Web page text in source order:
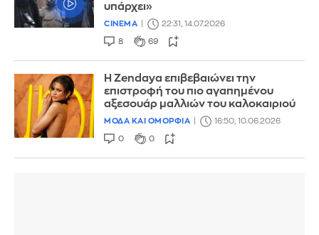
υπάρχει»
CINEMA 22:31, 14.07.2026
8 69
Η Zendaya επιβεβαιώνει την
επιστροφή του πιο αγαπημένου
αξεσουάρ μαλλιών του καλοκαιριού
ΜΟΔΑ ΚΑΙ ΟΜΟΡΦΙΑ 16:50, 10.06.2026
0 0